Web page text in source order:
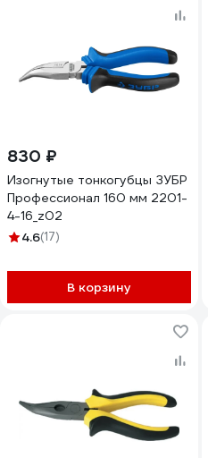
830 ₽
Изогнутые тонкогубцы ЗУБР
Профессионал 160 мм 2201-
4-16_z02
4.6(17)
В корзину